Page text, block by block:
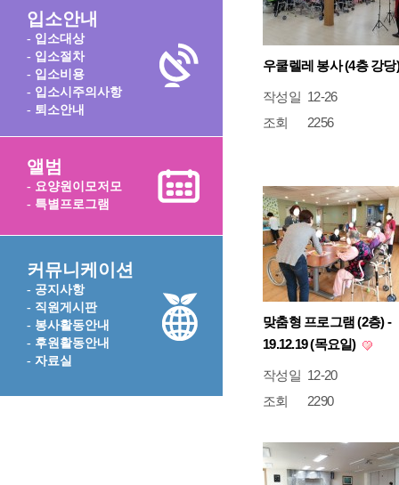
입소안내
- 입소대상
- 입소절차
- 입소비용
- 입소시주의사항
- 퇴소안내
앨범
- 요양원이모저모
- 특별프로그램
커뮤니케이션
- 공지사항
- 직원게시판
- 봉사활동안내
- 후원활동안내
- 자료실
우쿨렐레 봉사 (4층 강
작성일 12-26
조회
2256
맞춤형 프로그램 (2층) -
19.12.19 (목요일)
작성일 12-20
조회
2290